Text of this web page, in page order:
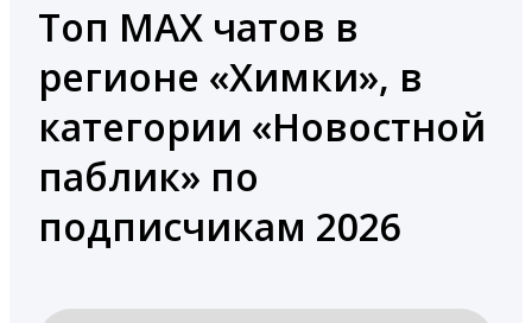
Топ MAX чатов в
регионе «Химки», в
категории «Новостной
паблик» по
подписчикам 2026